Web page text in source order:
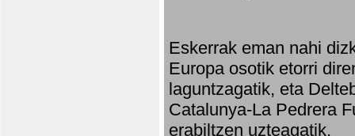
Eskerrak eman nahi
Europa osotik etorri
laguntzagatik, eta
Catalunya-La Pedrera
erabiltzen uzteagatik.